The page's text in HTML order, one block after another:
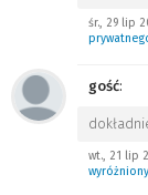
śr., 29 lip
gość:
wt., 21 lip